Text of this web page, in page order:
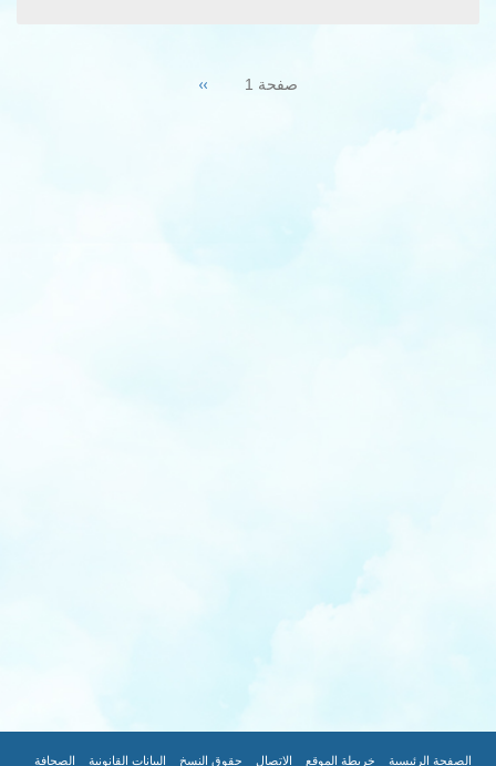
صفحة 1 Next
››
الصفحة الرئيسية خريطة الموقع الاتصال حقوق النسخ البيانات القانونية الصحافة